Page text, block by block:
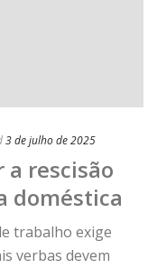
3 de julho de 2025
a rescisão
doméstica
trabalho exige
verbas devem